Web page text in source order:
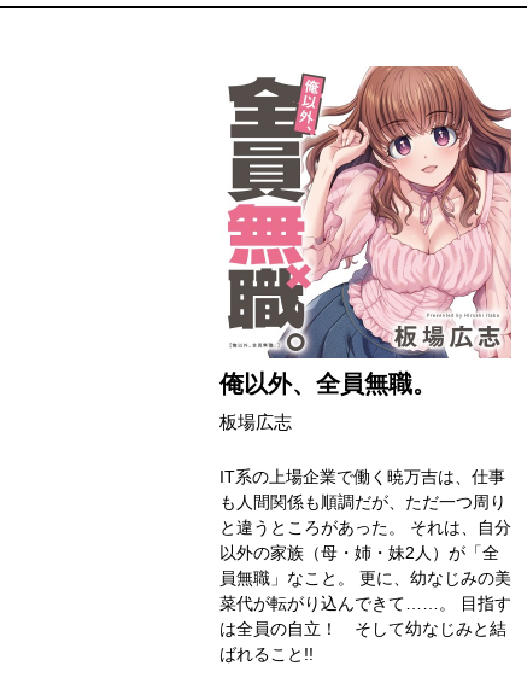
俺以外、全員無職。
板場広志
IT系の上場企業で働く暁万吉は、仕事
も人間関係も順調だが、ただ一つ周り
と違うところがあった。 それは、自分
以外の家族（母・姉・妹2人）が「全
員無職」なこと。 更に、幼なじみの美
菜代が転がり込んできて……。 目指す
は全員の自立！ そして幼なじみと結
ばれること!!